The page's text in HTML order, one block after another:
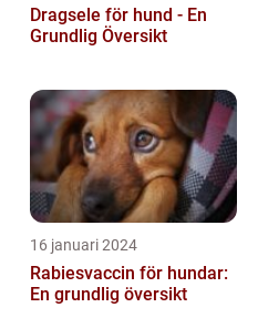
Dragsele för hund - En
Grundlig Översikt
16 januari 2024
Rabiesvaccin för hundar:
En grundlig översikt